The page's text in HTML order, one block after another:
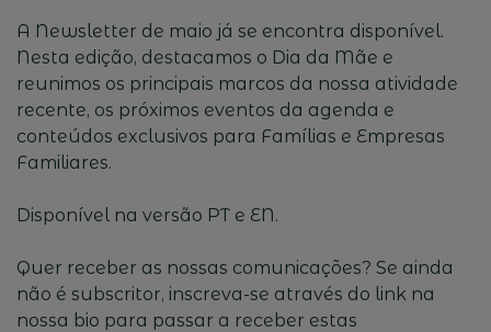
A Newsletter de maio já se encontra disponível.
Nesta edição, destacamos o Dia da Mãe e
reunimos os principais marcos da nossa atividade
recente, os próximos eventos da agenda e
conteúdos exclusivos para Famílias e Empresas
Familiares.
Disponível na versão PT e EN.
Quer receber as nossas comunicações? Se ainda
não é subscritor, inscreva-se através do link na
nossa bio para passar a receber estas